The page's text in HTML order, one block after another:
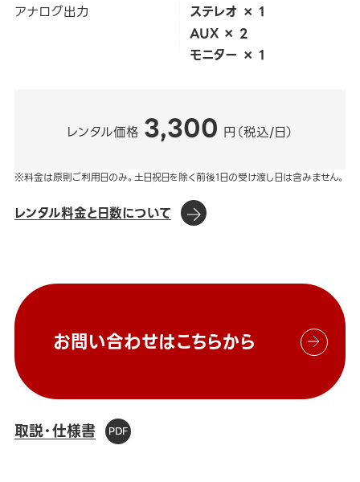
アナログ出力
ステレオ × 1
AUX × 2
モニター × 1
レンタル価格 3,300 円（税込/日）
※料金は原則ご利用日のみ。土日祝日を除く前後1日の受け渡し日は含みません。
レンタル料金と日数について
お問い合わせはこちらから
取説・仕様書